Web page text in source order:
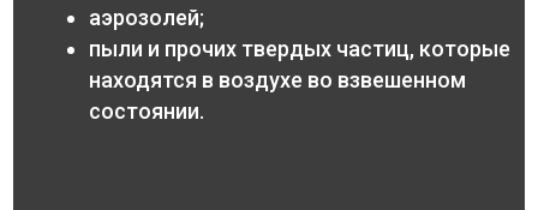
аэрозолей;
пыли и прочих твердых частиц, которые
находятся в воздухе во взвешенном
состоянии.